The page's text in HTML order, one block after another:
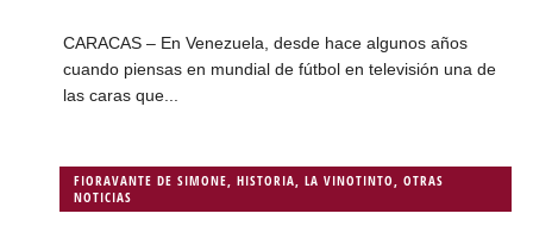
CARACAS – En Venezuela, desde hace algunos años
cuando piensas en mundial de fútbol en televisión una de
las caras que...
FIORAVANTE DE SIMONE HISTORIA LA VINOTINTO
OTRAS
NOTICIAS